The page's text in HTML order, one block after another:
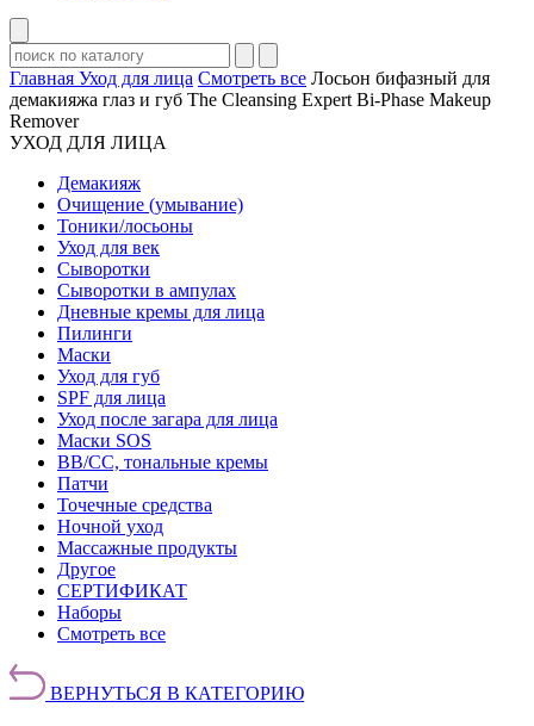
Главная Уход для лица Смотреть все Лосьон бифазный для
демакияжа глаз и губ The Cleansing Expert Bi-Phase Makeup
Remover
УХОД ДЛЯ ЛИЦА
Демакияж
Очищение (умывание)
Тоники/лосьоны
Уход для век
Сыворотки
Сыворотки в ампулах
Дневные кремы для лица
Пилинги
Маски
Уход для губ
SPF для лица
Уход после загара для лица
Маски SOS
BB/CC, тональные кремы
Патчи
Точечные средства
Ночной уход
Массажные продукты
Другое
СЕРТИФИКАТ
Наборы
Смотреть все
ВЕРНУТЬСЯ В КАТЕГОРИЮ